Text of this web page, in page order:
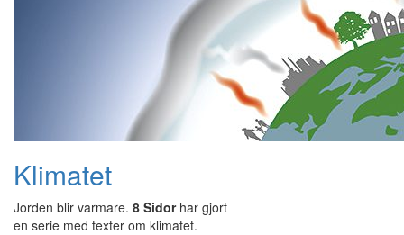
Klimatet
Jorden blir varmare. 8 Sidorhar gjort
en serie med texter om klimatet.